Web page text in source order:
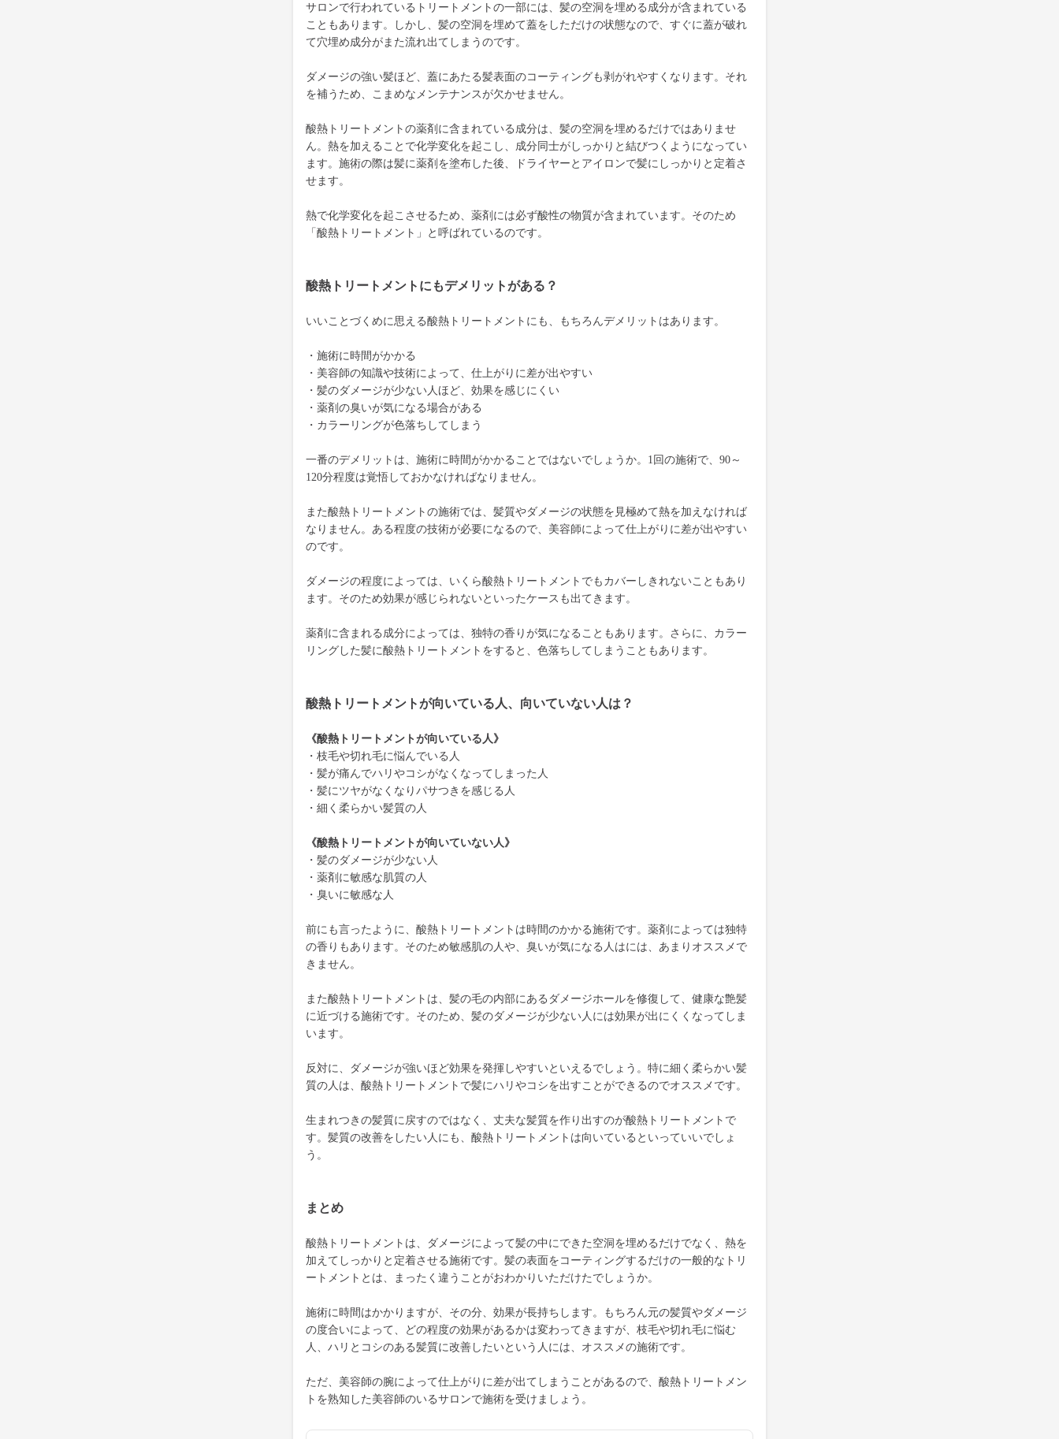
サロンで行われているトリートメントの一部には、髪の空洞を埋める成分が含まれている
こともあります。しかし、髪の空洞を埋めて蓋をしただけの状態なので、すぐに蓋が破れ
て穴埋め成分がまた流れ出てしまうのです。
ダメージの強い髪ほど、蓋にあたる髪表面のコーティングも剥がれやすくなります。それ
を補うため、こまめなメンテナンスが欠かせません。
酸熱トリートメントの薬剤に含まれている成分は、髪の空洞を埋めるだけではありませ
ん。熱を加えることで化学変化を起こし、成分同士がしっかりと結びつくようになってい
ます。施術の際は髪に薬剤を塗布した後、ドライヤーとアイロンで髪にしっかりと定着さ
せます。
熱で化学変化を起こさせるため、薬剤には必ず酸性の物質が含まれています。そのため
「酸熱トリートメント」と呼ばれているのです。
酸熱トリートメントにもデメリットがある？
いいことづくめに思える酸熱トリートメントにも、もちろんデメリットはあります。
・施術に時間がかかる
・美容師の知識や技術によって、仕上がりに差が出やすい
・髪のダメージが少ない人ほど、効果を感じにくい
・薬剤の臭いが気になる場合がある
・カラーリングが色落ちしてしまう
一番のデメリットは、施術に時間がかかることではないでしょうか。1回の施術で、90～
120分程度は覚悟しておかなければなりません。
また酸熱トリートメントの施術では、髪質やダメージの状態を見極めて熱を加えなければ
なりません。ある程度の技術が必要になるので、美容師によって仕上がりに差が出やすい
のです。
ダメージの程度によっては、いくら酸熱トリートメントでもカバーしきれないこともあり
ます。そのため効果が感じられないといったケースも出てきます。
薬剤に含まれる成分によっては、独特の香りが気になることもあります。さらに、カラー
リングした髪に酸熱トリートメントをすると、色落ちしてしまうこともあります。
酸熱トリートメントが向いている人、向いていない人は？
《酸熱トリートメントが向いている人》
・枝毛や切れ毛に悩んでいる人
・髪が痛んでハリやコシがなくなってしまった人
・髪にツヤがなくなりパサつきを感じる人
・細く柔らかい髪質の人
《酸熱トリートメントが向いていない人》
・髪のダメージが少ない人
・薬剤に敏感な肌質の人
・臭いに敏感な人
前にも言ったように、酸熱トリートメントは時間のかかる施術です。薬剤によっては独特
の香りもあります。そのため敏感肌の人や、臭いが気になる人はには、あまりオススメで
きません。
また酸熱トリートメントは、髪の毛の内部にあるダメージホールを修復して、健康な艶髪
に近づける施術です。そのため、髪のダメージが少ない人には効果が出にくくなってしま
います。
反対に、ダメージが強いほど効果を発揮しやすいといえるでしょう。特に細く柔らかい髪
質の人は、酸熱トリートメントで髪にハリやコシを出すことができるのでオススメです。
生まれつきの髪質に戻すのではなく、丈夫な髪質を作り出すのが酸熱トリートメントで
す。髪質の改善をしたい人にも、酸熱トリートメントは向いているといっていいでしょ
う。
まとめ
酸熱トリートメントは、ダメージによって髪の中にできた空洞を埋めるだけでなく、熱を
加えてしっかりと定着させる施術です。髪の表面をコーティングするだけの一般的なトリ
ートメントとは、まったく違うことがおわかりいただけたでしょうか。
施術に時間はかかりますが、その分、効果が長持ちします。もちろん元の髪質やダメージ
の度合いによって、どの程度の効果があるかは変わってきますが、枝毛や切れ毛に悩む
人、ハリとコシのある髪質に改善したいという人には、オススメの施術です。
ただ、美容師の腕によって仕上がりに差が出てしまうことがあるので、酸熱トリートメン
トを熟知した美容師のいるサロンで施術を受けましょう。